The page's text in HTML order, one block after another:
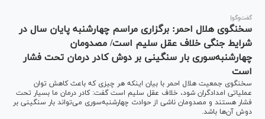
گفت‌وگو|
سخنگوی هلال احمر: برگزاری مراسم چهارشنبه پایان سال در
شرایط جنگی خلاف عقل سلیم است/ مصدومان
چهارشنبه‌سوری بار سنگینی بر دوش کادر درمان تحت فشار
است
سخنگوی جمعیت هلال احمر با بیان اینکه هر چیزی که باعث کاهش توان
عملیاتی امدادگران شود، خلاف عقل سلیم است گفت: کادر درمان ما بسیار تحت
فشار هستند و مصدومان ناشی از حوادث چهارشنبه‌سوری می‌تواند بار سنگینی بر
دوش آن‌ها باشد.